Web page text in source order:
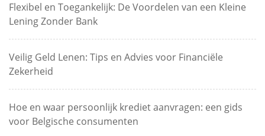
Flexibel en Toegankelijk: De Voordelen van een Kleine
Lening Zonder Bank
Veilig Geld Lenen: Tips en Advies voor Financiële
Zekerheid
Hoe en waar persoonlijk krediet aanvragen: een gids
voor Belgische consumenten